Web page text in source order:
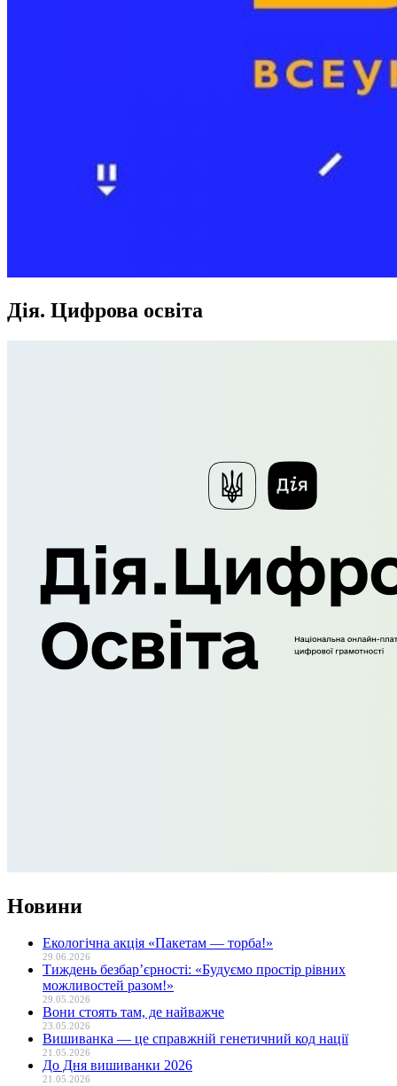
Дія. Цифрова освіта
Новини
Екологічна акція «Пакетам — торба!»
29.06.2026
Тиждень безбар’єрності: «Будуємо простір рівних
можливостей разом!»
29.05.2026
Вони стоять там, де найважче
23.05.2026
Вишиванка — це справжній генетичний код нації
21.05.2026
До Дня вишиванки 2026
21.05.2026